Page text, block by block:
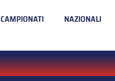
CAMPIONATI NAZIONALI